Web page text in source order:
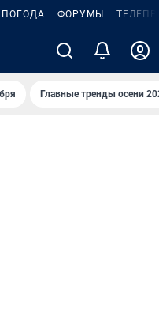
ПОГОДА ФОРУМЫ
Главные тренды осени